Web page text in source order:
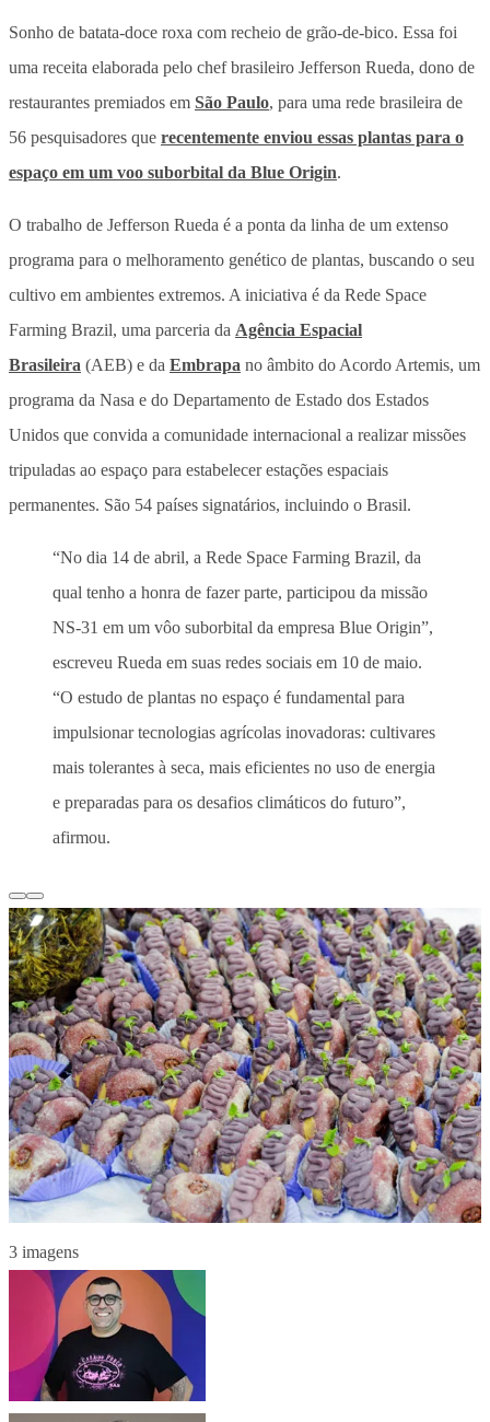
Sonho de batata-doce roxa com recheio de grão-de-bico. Essa foi
uma receita elaborada pelo chef brasileiro Jefferson Rueda, dono de
restaurantes premiados em São Paulo, para uma rede brasileira de
56 pesquisadores que recentemente enviou essas plantas para o
espaço em um voo suborbital da Blue Origin.
O trabalho de Jefferson Rueda é a ponta da linha de um extenso
programa para o melhoramento genético de plantas, buscando o seu
cultivo em ambientes extremos. A iniciativa é da Rede Space
Farming Brazil, uma parceria da Agência Espacial
Brasileira (AEB) e da Embrapa no âmbito do Acordo Artemis, um
programa da Nasa e do Departamento de Estado dos Estados
Unidos que convida a comunidade internacional a realizar missões
tripuladas ao espaço para estabelecer estações espaciais
permanentes. São 54 países signatários, incluindo o Brasil.
“No dia 14 de abril, a Rede Space Farming Brazil, da
qual tenho a honra de fazer parte, participou da missão
NS-31 em um vôo suborbital da empresa Blue Origin”,
escreveu Rueda em suas redes sociais em 10 de maio.
“O estudo de plantas no espaço é fundamental para
impulsionar tecnologias agrícolas inovadoras: cultivares
mais tolerantes à seca, mais eficientes no uso de energia
e preparadas para os desafios climáticos do futuro”,
afirmou.
3 imagens